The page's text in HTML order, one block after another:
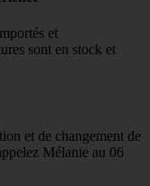
et
sont en stock et
et de changement de
Mélanie au 06